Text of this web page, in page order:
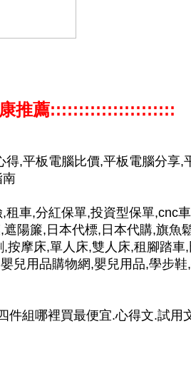
推薦::::::::::::::::::::::
,平板電腦比價,平板電腦分享,
南
車,分紅保單,投資型保單,cnc
陽簾,日本代標,日本代購,旗魚
摩床,單人床,雙人床,租腳踏車
兒用品購物網,嬰兒用品,學步
組哪裡買最便宜.心得文.試用